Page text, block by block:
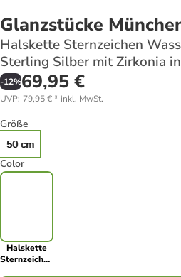
Glanzstücke
Halskette Sternzeichen
Sterling Silber mit Zirkonia
-12%69,95 €
UVP: 79,95 €* inkl. MwSt.
Größe
50 cm
Color
Halskette
Sternzeichen